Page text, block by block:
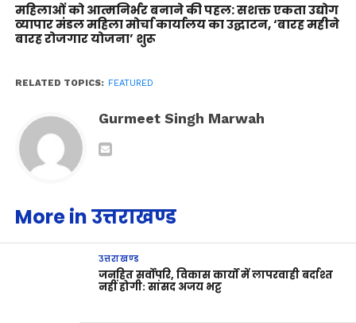
महिलाओं को आत्मनिर्भर बनाने की पहल: सशक्त एकता उद्योग
व्यापार मंडल महिला मोर्चा कार्यालय का उद्घाटन, ‘बारह महीने
बारह रोजगार योजना’ शुरू
RELATED TOPICS: FEATURED
Gurmeet Singh Marwah
More in उत्तराखण्ड
उत्तराखण्ड
जनहित सर्वोपरि, विकास कार्यों में लापरवाही बर्दाश्त
नहीं होगी: सांसद अजय भट्ट